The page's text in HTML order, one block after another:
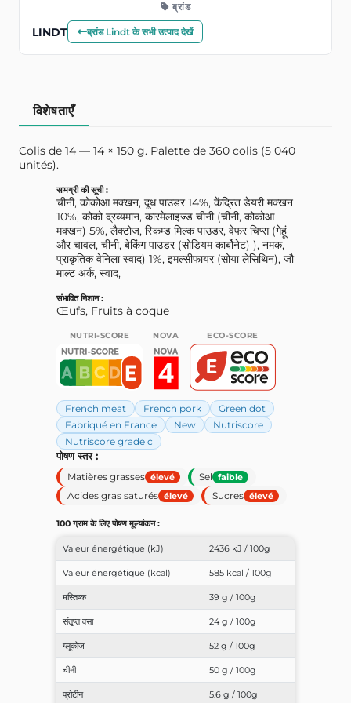
ब्रांड
LINDT ब्रांड Lindt के सभी उत्पाद देखें
विशेषताएँ
Colis de 14 — 14 × 150 g. Palette de 360 colis (5 040
unités).
सामग्री की सूची :
चीनी, कोकोआ मक्खन, दूध पाउडर 14%, केंद्रित डेयरी मक्खन
10%, कोको द्रव्यमान, कारमेलाइज्ड चीनी (चीनी, कोकोआ
मक्खन) 5%, लैक्टोज, स्किम्ड मिल्क पाउडर, वेफर चिप्स (गेहूं
और चावल, चीनी, बेकिंग पाउडर (सोडियम कार्बोनेट) ), नमक,
प्राकृतिक वेनिला स्वाद) 1%, इमल्सीफायर (सोया लेसिथिन), जौ
माल्ट अर्क, स्वाद,
संभावित निशान :
Œufs, Fruits à coque
NUTRI-SCORE NOVA ECO-SCORE
French meat French pork
Green dot
Fabriqué en France
New
Nutriscore
Nutriscore grade c
पोषण स्तर :
Matières grasses élevé Sel faible
Acides gras saturés élevé Sucres élevé
100 ग्राम के लिए पोषण मूल्यांकन :
Valeur énergétique (kJ) 2436 kJ / 100g
Valeur énergétique (kcal) 585 kcal / 100g
मस्तिष्क 39 g / 100g
संतृप्त वसा 24 g / 100g
ग्लूकोज 52 g / 100g
चीनी 50 g / 100g
प्रोटीन 5.6 g / 100g